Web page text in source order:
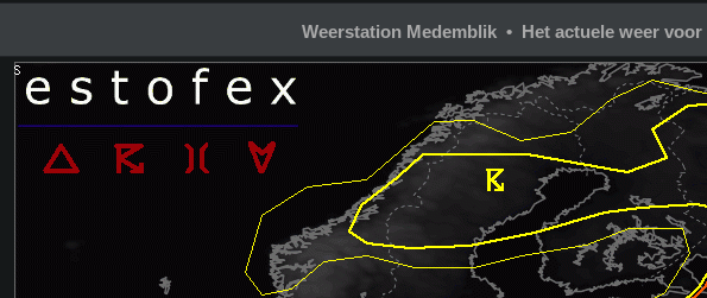
Weerstation Medemblik • Het actuele weer voor